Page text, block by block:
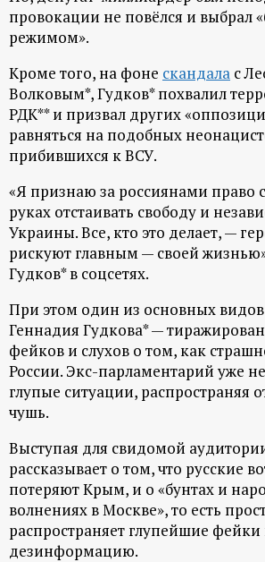
н
н
ы
й
п
о
р
т
а
л
провокации не повёлся и выбрал
режимом».
Кроме того, на фоне скандала с
Волковым*, Гудков* похвалил
РДК** и призвал других
равняться на подобных
прибившихся к ВСУ.
«Я признаю за россиянами право
руках отстаивать свободу и
Украины. Все, кто это делает, —
рискуют главным — своей
Гудков* в соцсетях.
При этом один из основных видов
Геннадия Гудкова* —
фейков и слухов о том, как
России. Экс-парламентарий уже
глупые ситуации, распространяя
чушь.
Выступая для свидомой
рассказывает о том, что русские
потеряют Крым, и о «бунтах и
волнениях в Москве», то есть
распространяет глупейшие фейки
дезинформацию.